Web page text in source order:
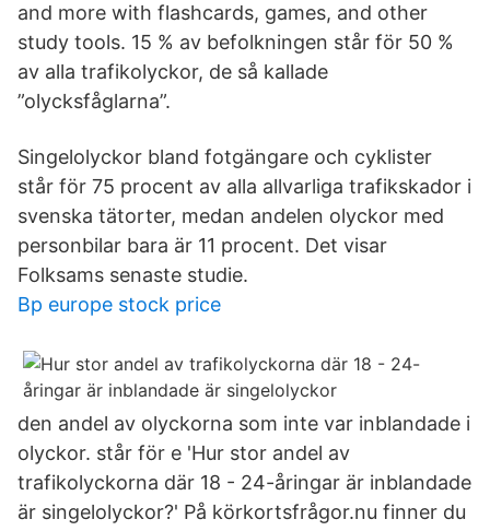
and more with flashcards, games, and other
study tools. 15 % av befolkningen står för 50 %
av alla trafikolyckor, de så kallade
”olycksfåglarna”.
Singelolyckor bland fotgängare och cyklister
står för 75 procent av alla allvarliga trafikskador i
svenska tätorter, medan andelen olyckor med
personbilar bara är 11 procent. Det visar
Folksams senaste studie.
Bp europe stock price
den andel av olyckorna som inte var inblandade i
olyckor. står för e 'Hur stor andel av
trafikolyckorna där 18 - 24-åringar är inblandade
är singelolyckor?' På körkortsfrågor.nu finner du